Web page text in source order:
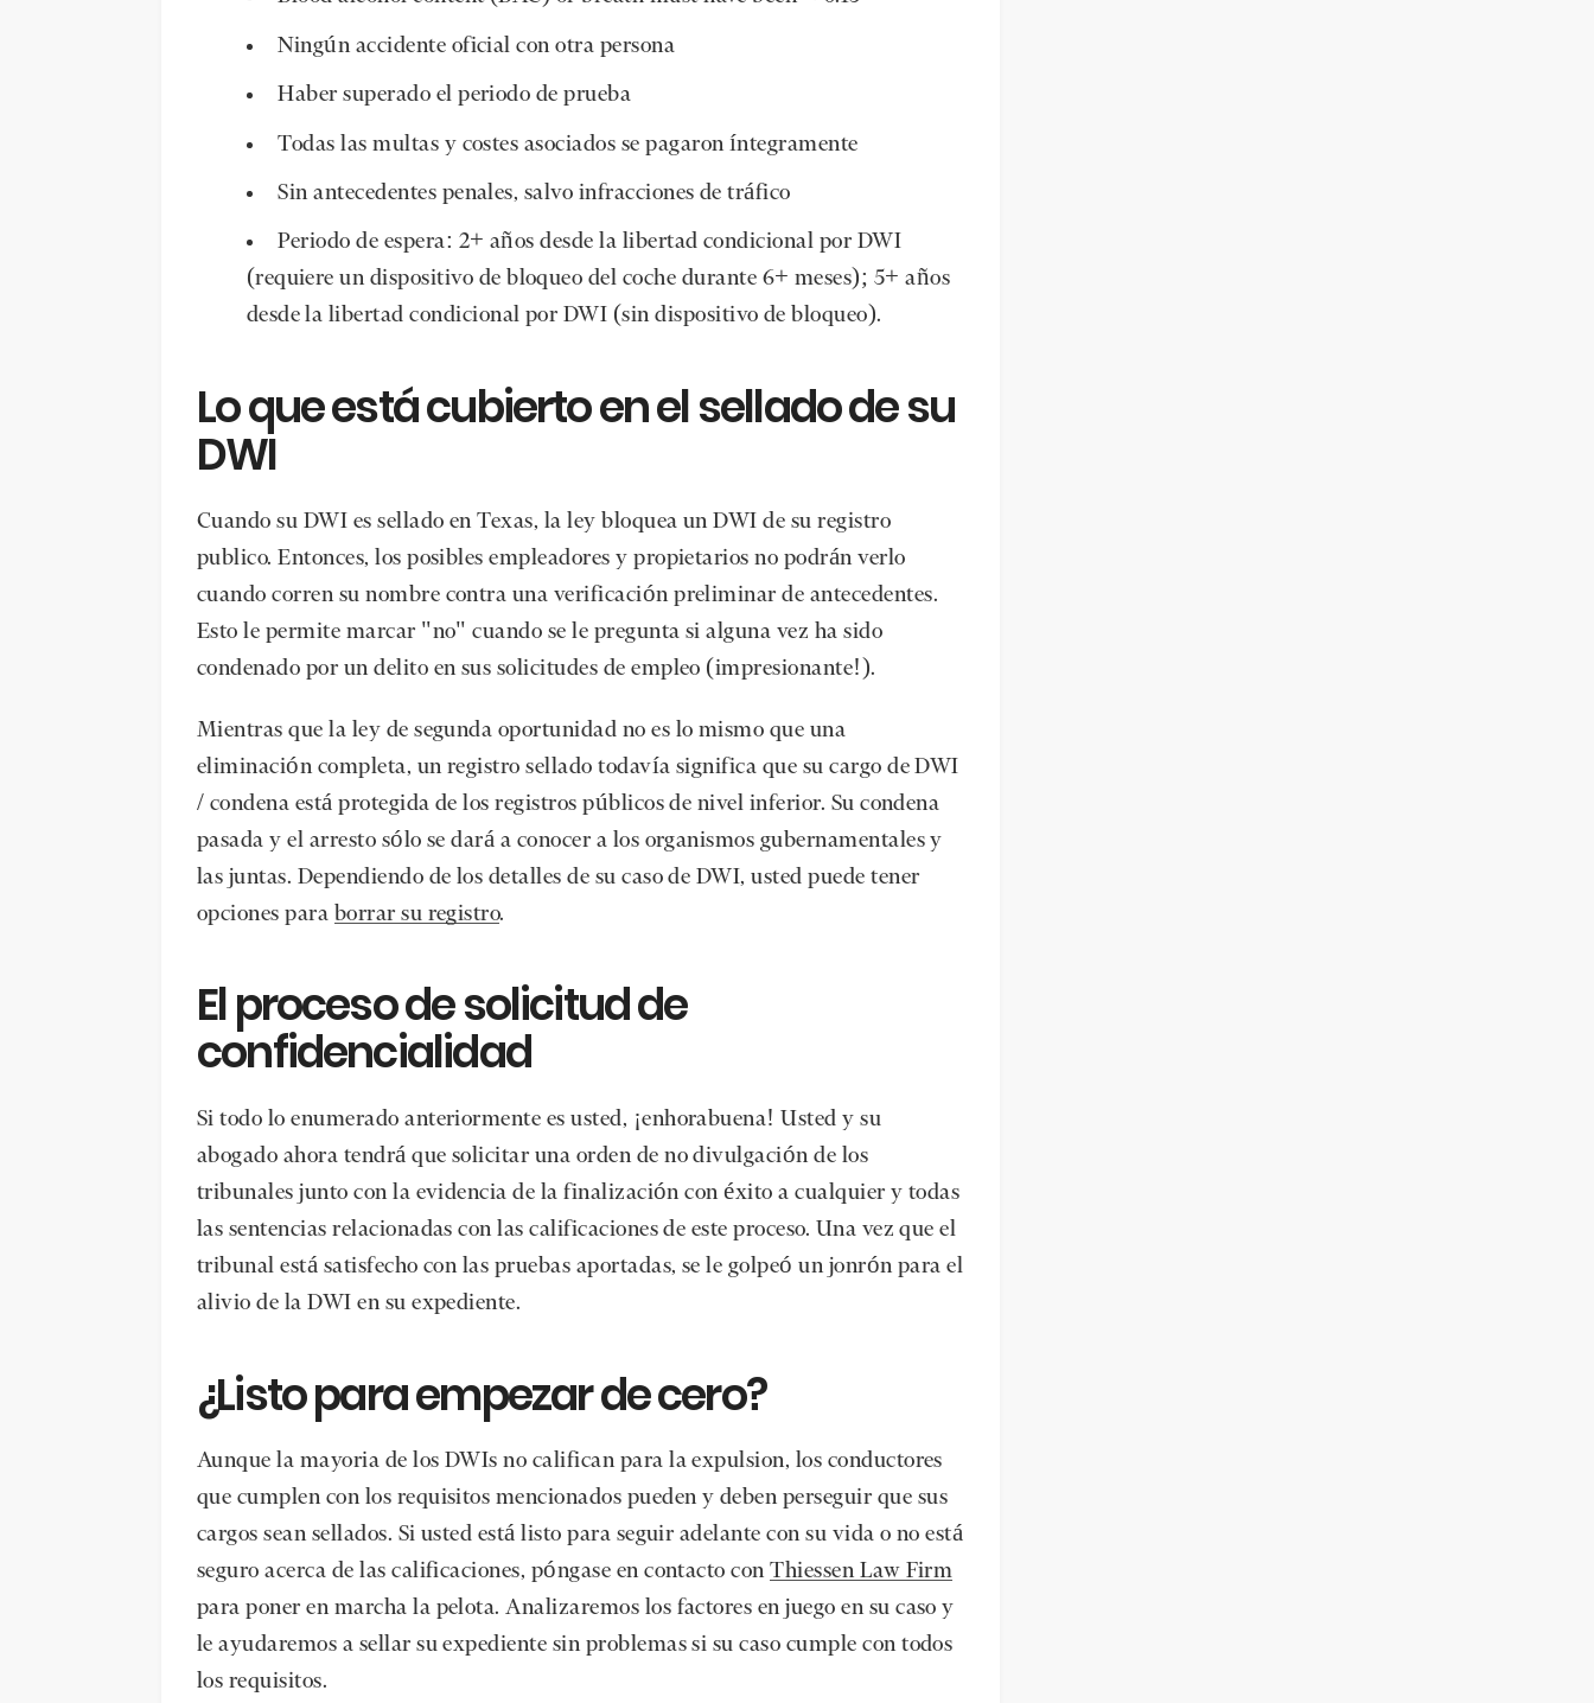
Ningún accidente oficial con otra persona
Haber superado el periodo de prueba
Todas las multas y costes asociados se pagaron íntegramente
Sin antecedentes penales, salvo infracciones de tráfico
Periodo de espera: 2+ años desde la libertad condicional por DWI
(requiere un dispositivo de bloqueo del coche durante 6+ meses); 5+ años
desde la libertad condicional por DWI (sin dispositivo de bloqueo).
Lo que está cubierto en el sellado de su
DWI
Cuando su DWI es sellado en Texas, la ley bloquea un DWI de su registro
publico. Entonces, los posibles empleadores y propietarios no podrán verlo
cuando corren su nombre contra una verificación preliminar de antecedentes.
Esto le permite marcar "no" cuando se le pregunta si alguna vez ha sido
condenado por un delito en sus solicitudes de empleo (impresionante!).
Mientras que la ley de segunda oportunidad no es lo mismo que una
eliminación completa, un registro sellado todavía significa que su cargo de DWI
/ condena está protegida de los registros públicos de nivel inferior. Su condena
pasada y el arresto sólo se dará a conocer a los organismos gubernamentales y
las juntas. Dependiendo de los detalles de su caso de DWI, usted puede tener
opciones para borrar su registro.
El proceso de solicitud de
confidencialidad
Si todo lo enumerado anteriormente es usted, ¡enhorabuena! Usted y su
abogado ahora tendrá que solicitar una orden de no divulgación de los
tribunales junto con la evidencia de la finalización con éxito a cualquier y todas
las sentencias relacionadas con las calificaciones de este proceso. Una vez que el
tribunal está satisfecho con las pruebas aportadas, se le golpeó un jonrón para el
alivio de la DWI en su expediente.
¿Listo para empezar de cero?
Aunque la mayoria de los DWIs no califican para la expulsion, los conductores
que cumplen con los requisitos mencionados pueden y deben perseguir que sus
cargos sean sellados. Si usted está listo para seguir adelante con su vida o no está
seguro acerca de las calificaciones, póngase en contacto conThiessen Law Firm
para poner en marcha la pelota. Analizaremos los factores en juego en su caso y
le ayudaremos a sellar su expediente sin problemas si su caso cumple con todos
los requisitos.